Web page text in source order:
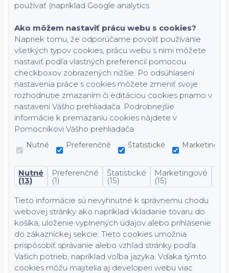
používať (napríklad Google analytics
Ako môžem nastaviť prácu webu s cookies?
Napriek tomu, že odporúčame povoliť používanie
všetkých typov cookies, prácu webu s nimi môžete
nastaviť podľa vlastných preferencií pomocou
checkboxov zobrazených nižšie. Po odsúhlasení
nastavenia práce s cookies môžete zmeniť svoje
rozhodnutie zmazaním či editáciou cookies priamo v
nastavení Vášho prehliadača. Podrobnejšie
informácie k premazaniu cookies nájdete v
Pomocníkovi Vášho prehliadača.
Nutné Preferenčné Štatistické
Nutné
(13)
Preferenčné
(1)
Štatistické
(15)
Marketingové
(15)
Tieto informácie sú nevyhnutné k správnemu chodu
webovej stránky ako napríklad vkladanie tovaru do
košíka, uloženie vyplnených údajov alebo prihlásenie
do zákazníckej sekcie. Tieto cookies umožnia
prispôsobiť správanie alebo vzhľad stránky podľa
Vašich potrieb, napríklad voľba jazyka. Vďaka týmto
cookies môžu majitelia aj developeri webu viac